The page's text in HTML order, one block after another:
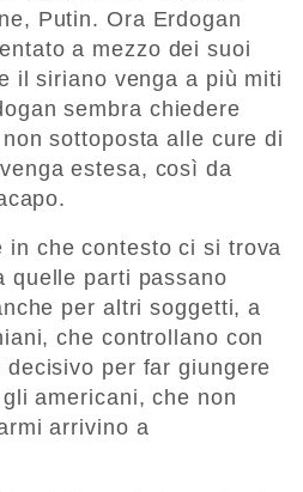
Putin. Ora Erdogan
a mezzo dei suoi
il siriano venga a più miti
sembra chiedere
sottoposta alle cure di
estesa, così da
in che contesto ci si trova
quelle parti passano
per altri soggetti, a
che controllano con
per far giungere
americani, che non
arrivino a